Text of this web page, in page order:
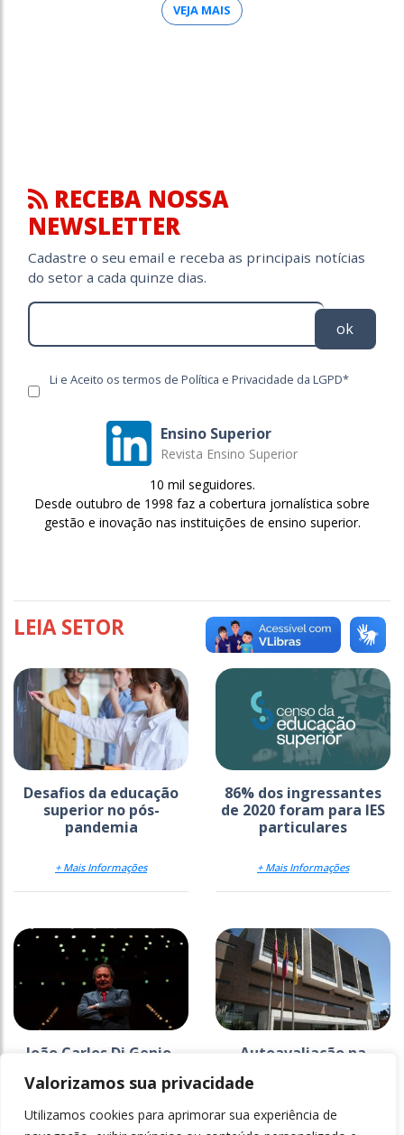
Valorizamos sua privacidade
Utilizamos cookies para aprimorar sua experiência de
VEJA MAIS
RECEBA NOSSA
NEWSLETTER
Cadastre o seu email e receba as principais notícias
do setor a cada quinze dias.
ok
Li e Aceito os termos de Política e Privacidade da LGPD*
Ensino Superior
Revista Ensino Superior
10 mil seguidores.
Desde outubro de 1998 faz a cobertura jornalística sobre
gestão e inovação nas instituições de ensino superior.
LEIA SETOR
Desafios da educação
superior no pós-
pandemia
+ Mais Informações
86% dos ingressantes
de 2020 foram para IES
particulares
+ Mais Informações
João Carlos Di Genio,
educação brasileira
+ Mais Informações
Autoavaliação na
reformulação de